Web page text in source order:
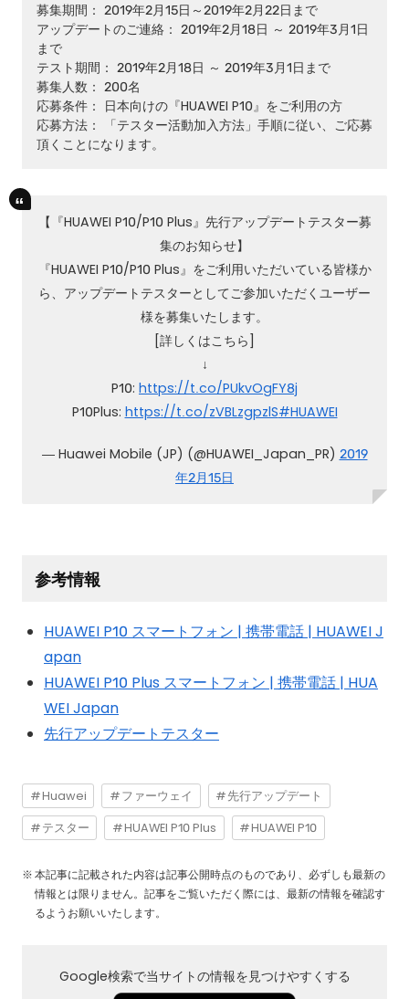
募集期間： 2019年2月15日～2019年2月22日まで
アップデートのご連絡： 2019年2月18日 ～ 2019年3月1日
まで
テスト期間： 2019年2月18日 ～ 2019年3月1日まで
募集人数： 200名
応募条件： 日本向けの『HUAWEI P10』をご利用の方
応募方法： 「テスター活動加入方法」手順に従い、ご応募
頂くことになります。
【『HUAWEI P10/P10 Plus』先行アップデートテスター募
集のお知らせ】
『HUAWEI P10/P10 Plus』をご利用いただいている皆様か
ら、アップデートテスターとしてご参加いただくユーザー
様を募集いたします。
[詳しくはこちら]
↓
P10: https://t.co/PUkvOgFY8j
P10Plus: https://t.co/zVBLzgpzlS#HUAWEI
— Huawei Mobile (JP) (@HUAWEI_Japan_PR) 2019
年2月15日
参考情報
HUAWEI P10 スマートフォン | 携帯電話 | HUAWEI J
apan
HUAWEI P10 Plus スマートフォン | 携帯電話 | HUA
WEI Japan
先行アップデートテスター
Huawei ファーウェイ 先行アップデート
テスター HUAWEI P10 Plus HUAWEI P10
本記事に記載された内容は記事公開時点のものであり、必ずしも最新の
情報とは限りません。記事をご覧いただく際には、最新の情報を確認す
るようお願いいたします。
Google検索で当サイトの情報を見つけやすくする